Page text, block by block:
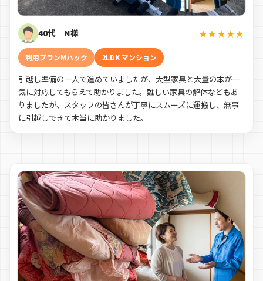
40代 N様 ★★★★★
利用プランMパック 2LDK マンション
引越し準備の一人で進めていましたが、大型家具と大量の本が一
気に対応してもらえて助かりました。難しい家具の解体などもあ
りましたが、スタッフの皆さんが丁寧にスムーズに運搬し、無事
に引越しできて本当に助かりました。